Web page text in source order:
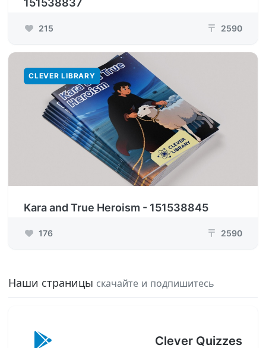
151538837
215 ₸ 2590
CLEVER LIBRARY
Kara and True Heroism - 151538845
176 ₸ 2590
Наши страницы скачайте и подпишитесь
Clever Quizzes